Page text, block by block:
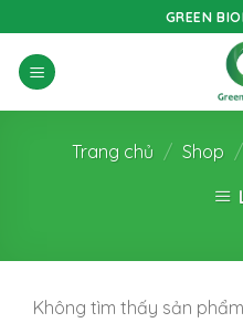
to
content
GREEN
Trang chủ / Shop /
Không tìm thấy sản